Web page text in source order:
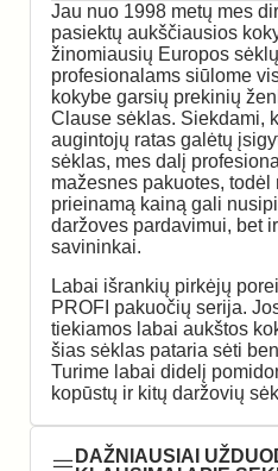
Jau nuo 1998 metų mes
pasiektų aukščiausios
žinomiausių Europos
profesionalams siūlome
kokybe garsių prekinių
Clause sėklas. Siekdami,
augintojų ratas galėtų
sėklas, mes dalį
mažesnes pakuotes,
prieinamą kainą gali
daržoves pardavimui, bet
savininkai.
Labai išrankių pirkėjų
PROFI pakuočių serija.
tiekiamos labai aukštos
šias sėklas pataria sėti
Turime labai didelį
kopūstų ir kitų daržovių
DAŽNIAUSIAI